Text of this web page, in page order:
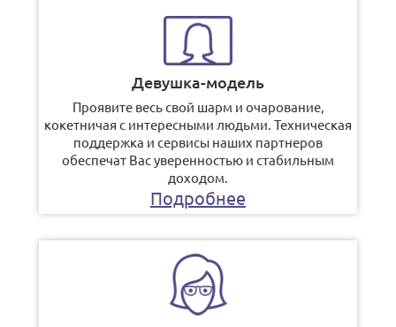
Девушка-модель
Проявите весь свой шарм и очарование,
кокетничая с интересными людьми. Техническая
поддержка и сервисы наших партнеров
обеспечат Вас уверенностью и стабильным
доходом.
Подробнее